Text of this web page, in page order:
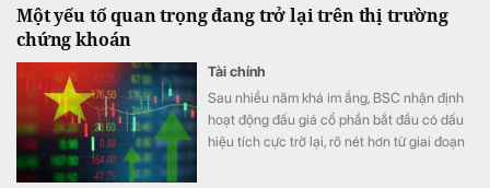
Một yếu tố quan trọng đang trở lại trên thị trường
chứng khoán
Tài chính
Sau nhiều năm khá im ắng, BSC nhận định
hoạt động đấu giá cổ phần bắt đầu có dấu
hiệu tích cực trở lại, rõ nét hơn từ giai đoạn